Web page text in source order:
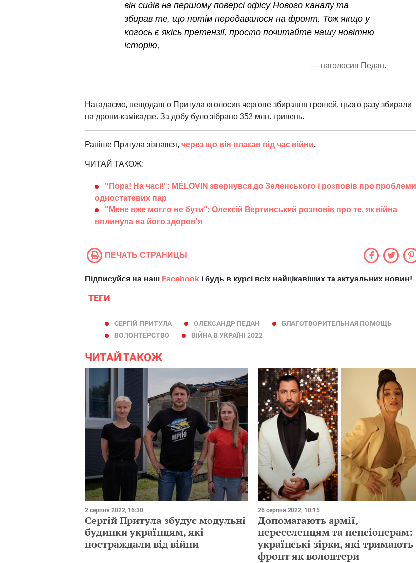
він сидів на першому поверсі офісу Нового каналу та
збирав те, що потім передавалося на фронт. Тож якщо у
когось є якісь претензії, просто почитайте нашу новітню
історію,
— наголосив Педан.
Нагадаємо, нещодавно Притула оголосив чергове збирання грошей, цього разу збирали
на дрони-камікадзе. За добу було зібрано 352 млн. гривень.
Раніше Притула зізнався, через що він плакав під час війни.
ЧИТАЙ ТАКОЖ:
"Пора! На часі!": MÉLOVIN звернувся до Зеленського і розповів про проблеми
одностатевих пар
"Мене вже могло не бути": Олексій Вертинський розповів про те, як війна
вплинула на його здоров'я
ПЕЧАТЬ СТРАНИЦЫ
Підписуйся на наш Facebook і будь в курсі всіх найцікавіших та актуальних новин!
ТЕГИ
СЕРГІЙ ПРИТУЛА ОЛЕКСАНДР ПЕДАН
БЛАГОТВОРИТЕЛЬНАЯ ПОМОЩЬ
ВОЛОНТЕРСТВО
ВІЙНА В УКРАЇНІ 2022
ЧИТАЙ ТАКОЖ
2 серпня 2022, 16:30
Сергій Притула збудує модульні
будинки українцям, які
постраждали від війни
26 серпня 2022, 10:15
Допомагають армії,
переселенцям та пенсіонерам:
українські зірки, які тримають
фронт як волонтери